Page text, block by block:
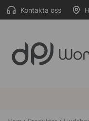
Kontakta oss